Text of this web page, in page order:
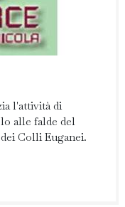
l'attività di
alle falde del
Colli Euganei.